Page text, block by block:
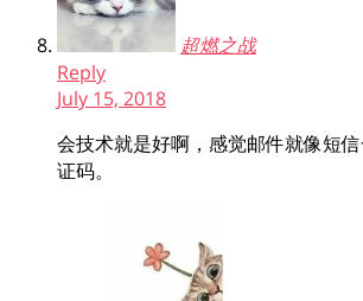
超燃之战
Reply
July 15, 2018
会技术就是好啊，感觉邮件就像短
证码。